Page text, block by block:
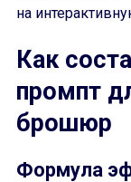
на
Как
промпт
брошюр
Формула